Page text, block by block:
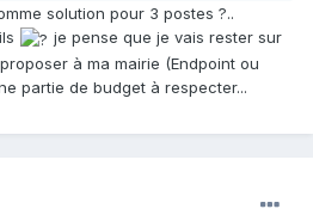
solution pour 3 postes ?..
je pense que je vais rester sur
à ma mairie (Endpoint ou
partie de budget à respecter...